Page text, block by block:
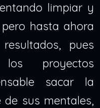
limpiar y
hasta ahora
pues
proyectos
sacar la
sus mentales,